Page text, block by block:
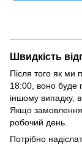
Швидкість
Після того як ми
18:00, воно буде
іншому випадку,
Якщо
робочий день.
Потрібно